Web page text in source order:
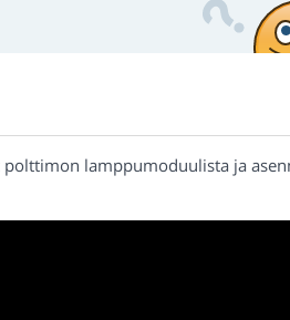
lamppumoduulista ja